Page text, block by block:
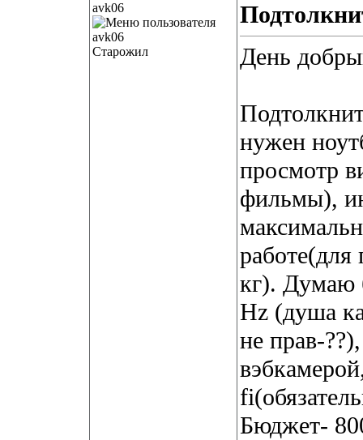
avk06
Старожил
День
нужен
просмотр
фильмы),
кг). Думаю
Hz (душа
не прав-
Бюджет-